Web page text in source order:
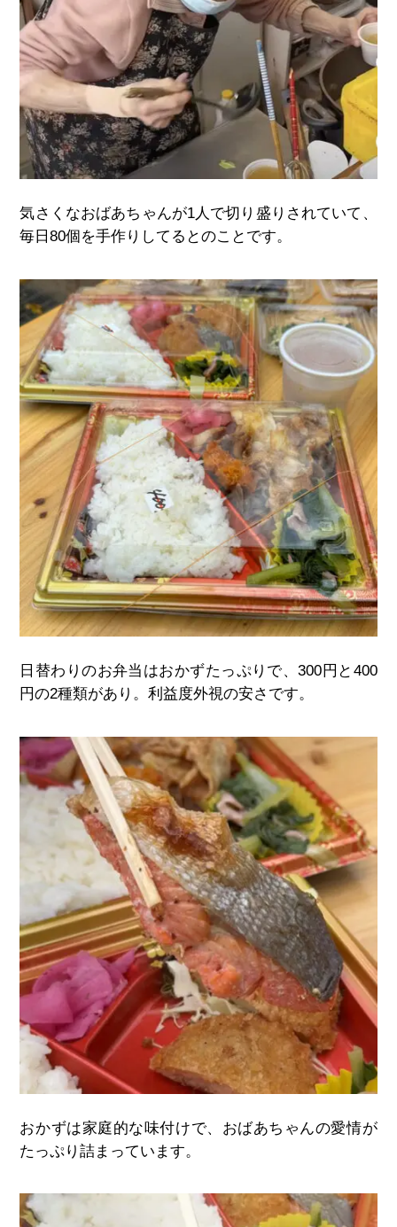
気さくなおばあちゃんが1人で切り盛りされていて、
毎日80個を手作りしてるとのことです。
日替わりのお弁当はおかずたっぷりで、300円と400
円の2種類があり。利益度外視の安さです。
おかずは家庭的な味付けで、おばあちゃんの愛情が
たっぷり詰まっています。